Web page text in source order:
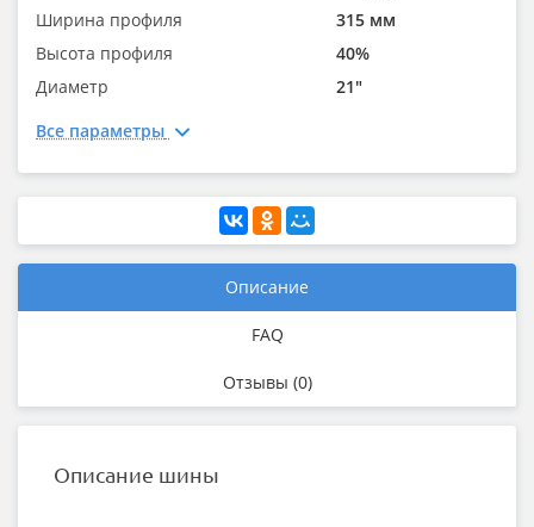
Ширина профиля
315 мм
Высота профиля
40%
Диаметр
21"
Все параметры
Описание
FAQ
Отзывы (0)
Описание шины